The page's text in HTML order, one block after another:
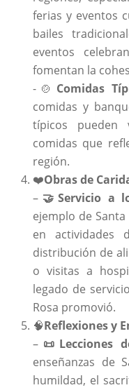
ferias y eventos
bailes
eventos
fomentan la
-🍲 Comidas
comidas y
típicos
comidas que
región.
❤️Obras de
– 🤝Servicio a
ejemplo de
en actividades
distribución de
o visitas a
legado de
Rosa promovió.
🧠Reflexiones y
– 📜Lecciones
enseñanzas de
humildad, el